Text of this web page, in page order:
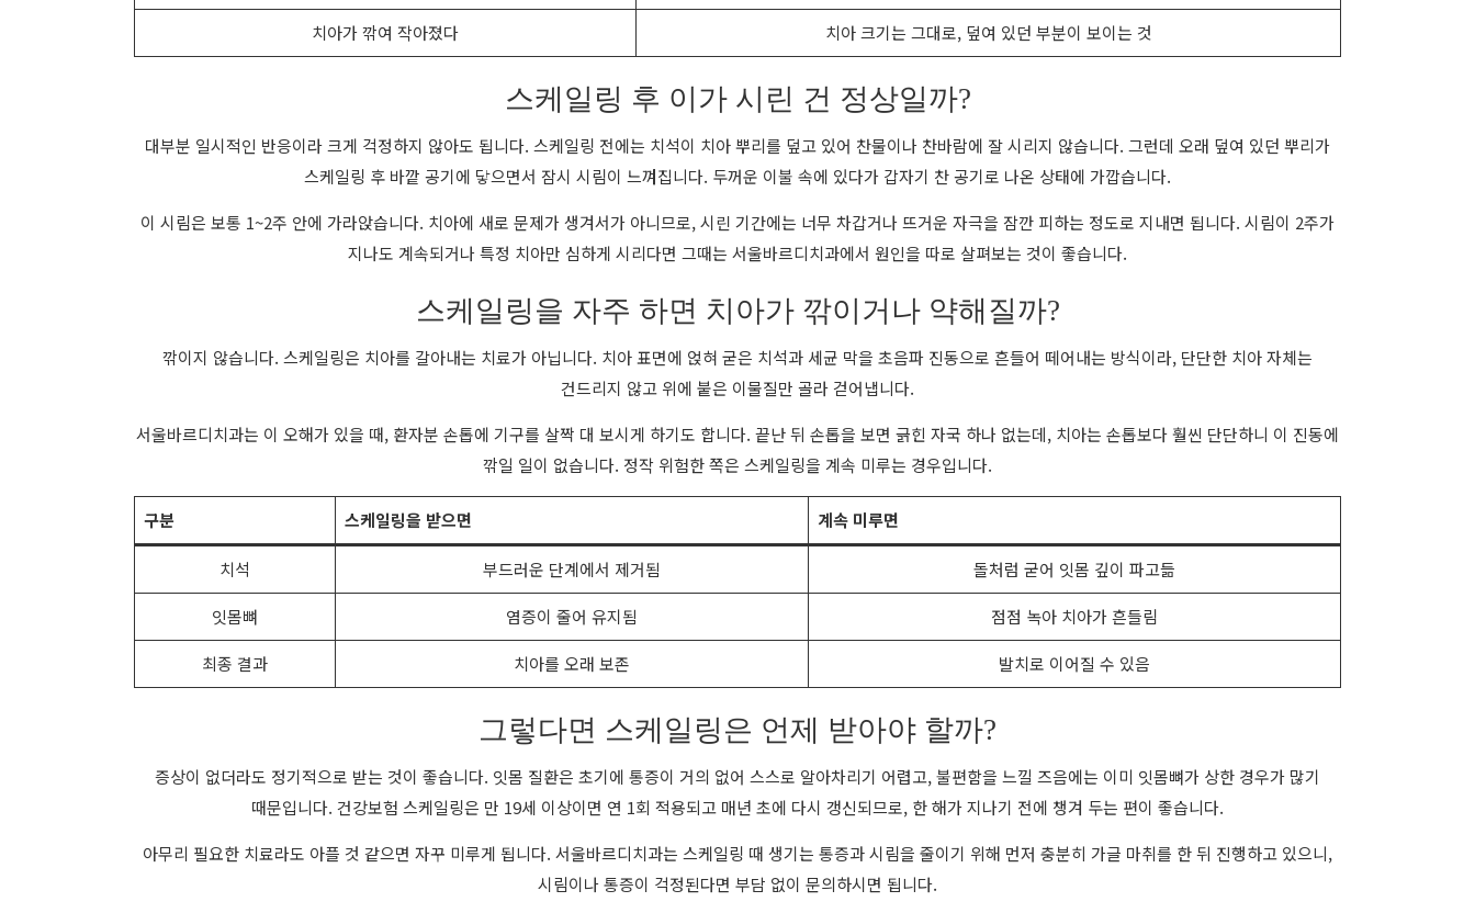
치아가 깎여 작아졌다 치아 크기는 그대로, 덮여 있던 부분이 보이는 것
스케일링 후 이가 시린 건 정상일까?
대부분 일시적인 반응이라 크게 걱정하지 않아도 됩니다. 스케일링 전에는 치석이 치아 뿌리를 덮고 있어 찬물이나 찬바람에 잘 시리지 않습니다. 그런데 오래 덮여 있던 뿌리가
스케일링 후 바깥 공기에 닿으면서 잠시 시림이 느껴집니다. 두꺼운 이불 속에 있다가 갑자기 찬 공기로 나온 상태에 가깝습니다.
이 시림은 보통 1~2주 안에 가라앉습니다. 치아에 새로 문제가 생겨서가 아니므로, 시린 기간에는 너무 차갑거나 뜨거운 자극을 잠깐 피하는 정도로 지내면 됩니다. 시림이 2주가
지나도 계속되거나 특정 치아만 심하게 시리다면 그때는 서울바르디치과에서 원인을 따로 살펴보는 것이 좋습니다.
스케일링을 자주 하면 치아가 깎이거나 약해질까?
깎이지 않습니다. 스케일링은 치아를 갈아내는 치료가 아닙니다. 치아 표면에 얹혀 굳은 치석과 세균 막을 초음파 진동으로 흔들어 떼어내는 방식이라, 단단한 치아 자체는
건드리지 않고 위에 붙은 이물질만 골라 걷어냅니다.
서울바르디치과는 이 오해가 있을 때, 환자분 손톱에 기구를 살짝 대 보시게 하기도 합니다. 끝난 뒤 손톱을 보면 긁힌 자국 하나 없는데, 치아는 손톱보다 훨씬 단단하니 이 진동에
깎일 일이 없습니다. 정작 위험한 쪽은 스케일링을 계속 미루는 경우입니다.
구분 스케일링을 받으면 계속 미루면
치석 부드러운 단계에서 제거됨 돌처럼 굳어 잇몸 깊이 파고듦
잇몸뼈 염증이 줄어 유지됨 점점 녹아 치아가 흔들림
최종 결과 치아를 오래 보존 발치로 이어질 수 있음
그렇다면 스케일링은 언제 받아야 할까?
증상이 없더라도 정기적으로 받는 것이 좋습니다. 잇몸 질환은 초기에 통증이 거의 없어 스스로 알아차리기 어렵고, 불편함을 느낄 즈음에는 이미 잇몸뼈가 상한 경우가 많기
때문입니다. 건강보험 스케일링은 만 19세 이상이면 연 1회 적용되고 매년 초에 다시 갱신되므로, 한 해가 지나기 전에 챙겨 두는 편이 좋습니다.
아무리 필요한 치료라도 아플 것 같으면 자꾸 미루게 됩니다. 서울바르디치과는 스케일링 때 생기는 통증과 시림을 줄이기 위해 먼저 충분히 가글 마취를 한 뒤 진행하고 있으니,
시림이나 통증이 걱정된다면 부담 없이 문의하시면 됩니다.